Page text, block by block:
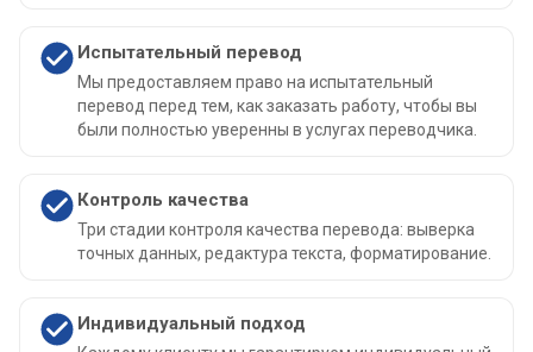
Испытательный перевод
Мы предоставляем право на испытательный
перевод перед тем, как заказать работу, чтобы вы
были полностью уверенны в услугах переводчика.
Контроль качества
Три стадии контроля качества перевода: выверка
точных данных, редактура текста, форматирование.
Индивидуальный подход